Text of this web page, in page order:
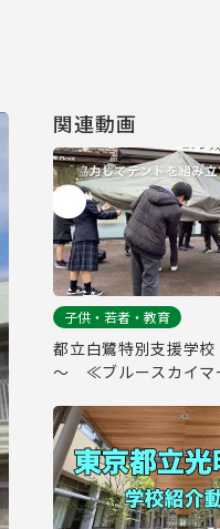
関連動画
子供・若者・教育
都立白鷺特別支援学
～ ≪ブルースカイマ